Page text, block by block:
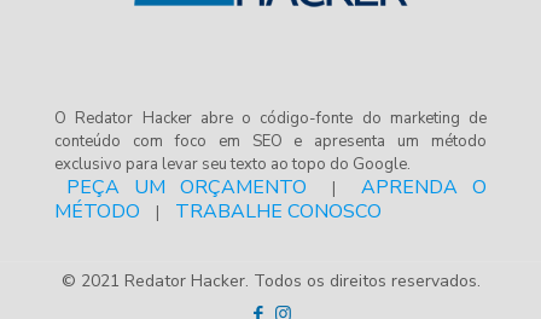
O Redator Hacker abre o código-fonte do marketing de
conteúdo com foco em SEO e apresenta um método
exclusivo para levar seu texto ao topo do Google.
PEÇA UM ORÇAMENTO |
APRENDA O
MÉTODO
| TRABALHE CONOSCO
© 2021 Redator Hacker. Todos os direitos reservados.